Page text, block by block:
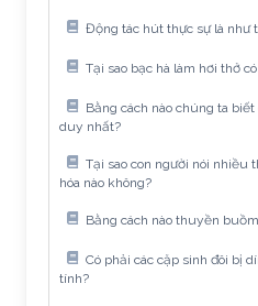
Động tác hút thực sự là như
Tại sao bạc hà làm hơi thở
Bằng cách nào chúng ta
duy nhất?
Tại sao con người nói nhiều
hóa nào không?
Bằng cách nào thuyền
Có phải các cặp sinh đôi bị
tính?